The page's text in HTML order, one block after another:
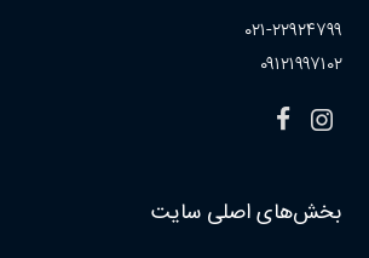
۰۲۱-۲۲۹۲۴۷۹۹
۰۹۱۲۱۹۹۷۱۰۲
بخش‌های اصلی سایت